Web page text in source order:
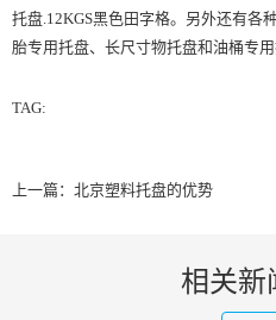
托盘.12KGS黑色田字格。另外还有各
胎专用托盘、长尺寸物托盘和油桶专用
TAG:
上一篇： 北京塑料托盘的优势
相关新